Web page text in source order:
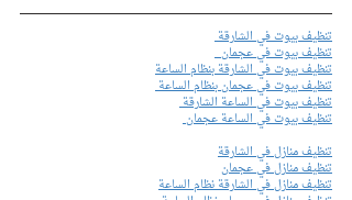
تنظيف بيوت في الشارقة
تنظيف بيوت في عجمان
تنظيف بيوت في الشارقة بنظام الساعة
تنظيف بيوت في عجمان بنظام الساعة
تنظيف بيوت في الساعة الشارقة
تنظيف بيوت في الساعة عجمان
تنظيف منازل في الشارقة
تنظيف منازل في عجمان
تنظيف منازل في الشارقة نظام الساعة